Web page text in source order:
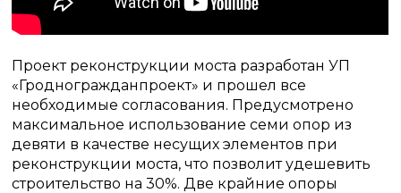
Проект реконструкции моста разработан УП
«Гродногражданпроект» и прошел все
необходимые согласования. Предусмотрено
максимальное использование семи опор из
девяти в качестве несущих элементов при
реконструкции моста, что позволит удешевить
строительство на 30%. Две крайние опоры